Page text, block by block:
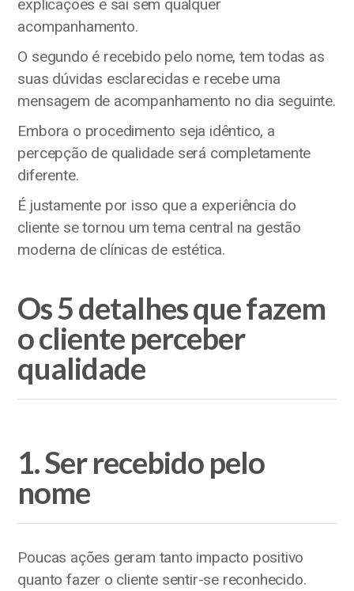
explicações e sai sem qualquer
acompanhamento.
O segundo é recebido pelo nome, tem todas as
suas dúvidas esclarecidas e recebe uma
mensagem de acompanhamento no dia seguinte.
Embora o procedimento seja idêntico, a
percepção de qualidade será completamente
diferente.
É justamente por isso que a experiência do
cliente se tornou um tema central na gestão
moderna de clínicas de estética.
Os 5 detalhes que fazem
o cliente perceber
qualidade
1. Ser recebido pelo
nome
Poucas ações geram tanto impacto positivo
quanto fazer o cliente sentir-se reconhecido.